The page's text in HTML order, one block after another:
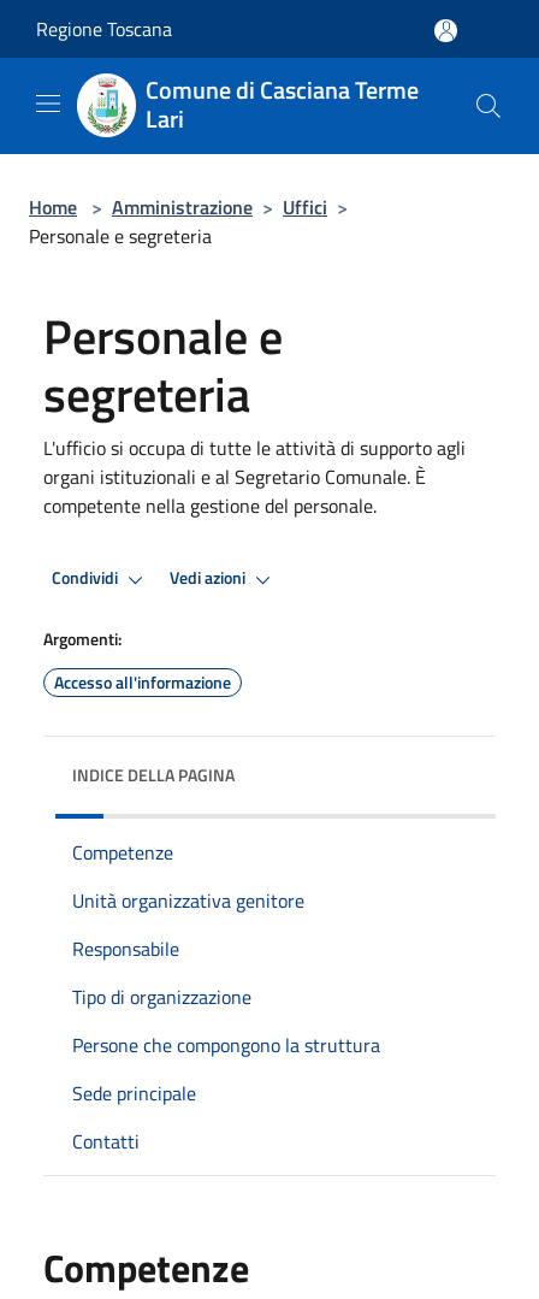
Regione Toscana
Comune di Casciana Terme
Lari
Home > Amministrazione > Uffici >
Personale e segreteria
Personale e
segreteria
L'ufficio si occupa di tutte le attività di supporto agli
organi istituzionali e al Segretario Comunale. È
competente nella gestione del personale.
Condividi Vedi azioni
Argomenti:
Accesso all'informazione
INDICE DELLA PAGINA
Competenze
Unità organizzativa genitore
Responsabile
Tipo di organizzazione
Persone che compongono la struttura
Sede principale
Contatti
Competenze